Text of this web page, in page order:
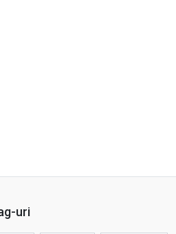
uri